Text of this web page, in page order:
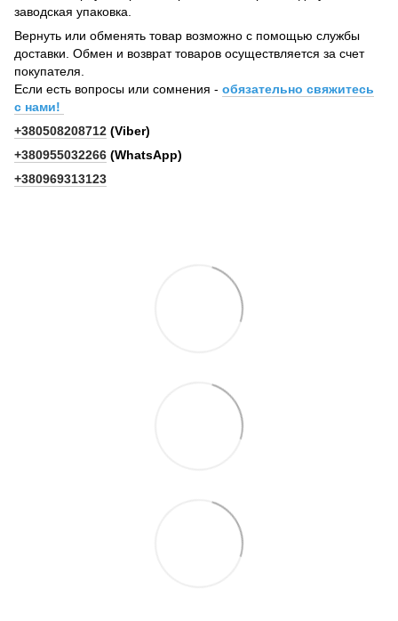
заводская упаковка.
Вернуть или обменять товар возможно с помощью службы
доставки. Обмен и возврат товаров осуществляется за счет
покупателя.
Если есть вопросы или сомнения - обязательно свяжитесь
с нами!
+380508208712 (Viber)
+380955032266 (WhatsApp)
+380969313123